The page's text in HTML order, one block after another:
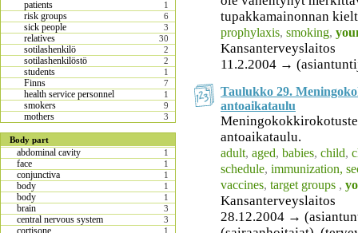
patients 1
risk groups 6
sick people 3
relatives 30
sotilashenkilö 2
sotilashenkilöstö 2
students 1
Finns 7
health service personnel 1
smokers 9
mothers 3
Body part
abdominal cavity 1
face 1
conjunctiva 1
body 1
body 1
brain 3
central nervous system 3
1
tupakkamainonnan
prophylaxis, smoking,
Kansanterveyslaitos
11.2.2004 →
Taulukko 29.
antoaikataulu
antoaikataulu.
adult, aged, babies, child,
schedule, immunization,
vaccines, target groups ,
Kansanterveyslaitos
28.12.2004 →